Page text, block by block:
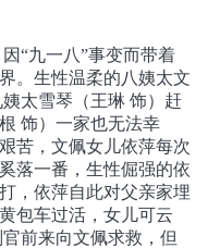
“九一八”事变而带着
。生性温柔的八姨太文
太雪琴（王琳 饰）赶
饰）一家也无法幸
苦，文佩女儿依萍每次
落一番，生性倔强的依
，依萍自此对父亲家埋
包车过活，女儿可云
前来向文佩求救，但